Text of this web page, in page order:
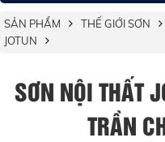
SẢN PHẨM THẾ GIỚI SƠN
JOTUN
SƠN NỘI THẤT
TRẦN